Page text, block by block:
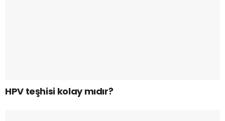
HPV teşhisi kolay mıdır?